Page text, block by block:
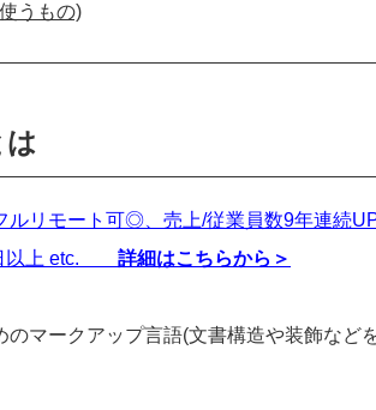
うもの)
ルリモート可◎、売上/従業員数9年連続
以上 etc. 詳細はこちらから＞
マークアップ言語(文書構造や装飾など